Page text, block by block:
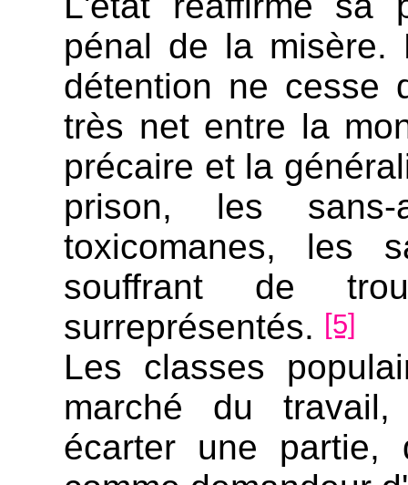
pénal de la misère.
détention ne cesse
très net entre la
précaire et la
prison, les
toxicomanes, les
souffrant de
surreprésentés. [5]
Les classes
marché du travail,
écarter une partie,